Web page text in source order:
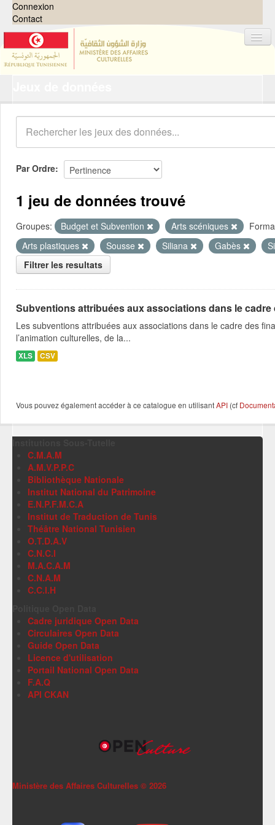
Connexion
Contact
Organisations
Groupes
Demandes 0
À propos
Par Ordre
1 jeu de données trouvé
Groupes: Budget et Subvention Arts scéniques
Arts plastiques
Sousse Siliana Gabès
Filtrer les resultats
Subventions attribuées aux associations dans le
Les subventions attribuées aux associations dans le cadre des
l’animation culturelles, de la...
XLS CSV
Vous pouvez également accéder à ce catalogue en utilisantAPI (cf
C.M.A.M
A.M.V.P.P.C
Bibliothèque Nationale
Institut National du Patrimoine
E.N.P.F.M.C.A
Institut de Traduction de Tunis
Théâtre National Tunisien
O.T.D.A.V
C.N.C.I
M.A.C.A.M
C.N.A.M
C.C.I.H
Cadre juridique Open Data
Circulaires Open Data
Guide Open Data
Licence d'utilisation
Portail National Open Data
F.A.Q
API CKAN
Ministère des Affaires Culturelles © 2026